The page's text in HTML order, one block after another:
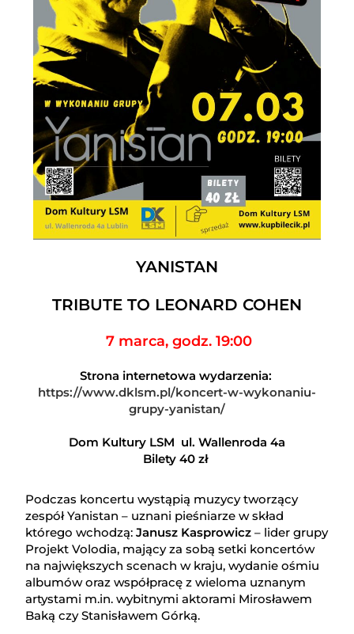
YANISTAN
TRIBUTE TO LEONARD COHEN
7 marca, godz. 19:00
Strona internetowa wydarzenia:
https://www.dklsm.pl/koncert-w-wykonaniu-
grupy-yanistan/
Dom Kultury LSM ul. Wallenroda 4a
Bilety 40 zł
Podczas koncertu wystąpią muzycy tworzący
zespół Yanistan – uznani pieśniarze w skład
którego wchodzą:Janusz Kasprowicz– lider grupy
Projekt Volodia, mający za sobą setki koncertów
na największych scenach w kraju, wydanie ośmiu
albumów oraz współpracę z wieloma uznanym
artystami m.in. wybitnymi aktorami Mirosławem
Baką czy Stanisławem Górką.